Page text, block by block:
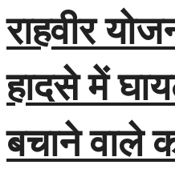
राहवीर
हादसे में
बचाने वाले